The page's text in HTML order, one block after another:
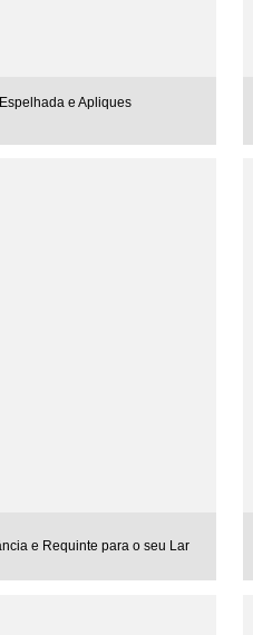
e Apliques
e Requinte para o seu Lar